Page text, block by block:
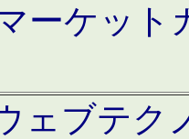
ーケット
ェブテク